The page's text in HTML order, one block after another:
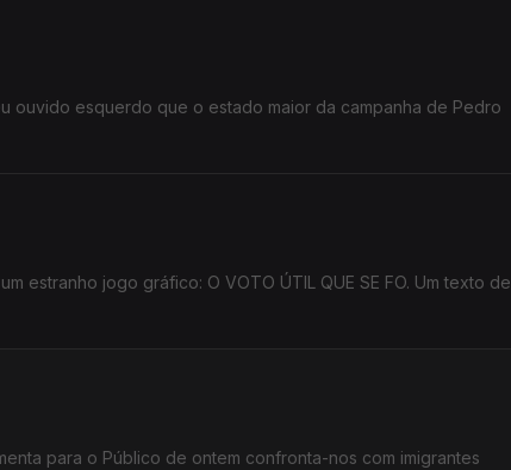
ouvido esquerdo que o estado maior da campanha de Pedro
estranho jogo gráfico: O VOTO ÚTIL QUE SE FO. Um texto de
para o Público de ontem confronta-nos com imigrantes